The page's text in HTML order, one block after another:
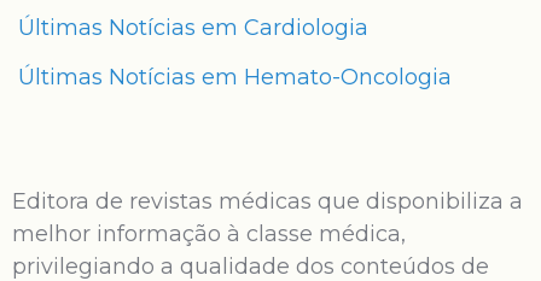
Últimas Notícias em Cardiologia
Últimas Notícias em Hemato-Oncologia
Editora de revistas médicas que disponibiliza a
melhor informação à classe médica,
privilegiando a qualidade dos conteúdos de